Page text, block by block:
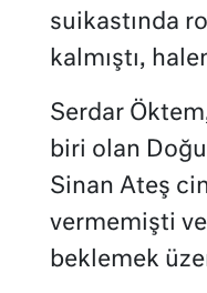
suikastında
kalmıştı,
Serdar
biri olan
Sinan Ateş
vermemişti
beklemek